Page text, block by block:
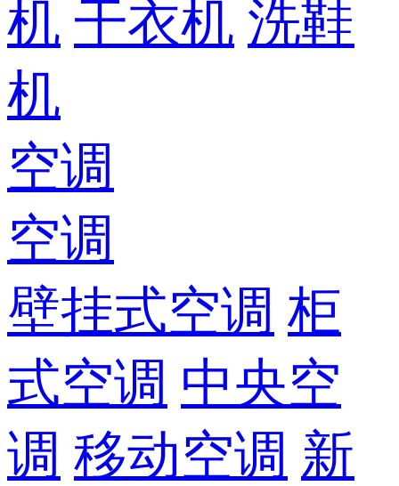
机 干衣机 洗鞋
机
空调
空调
壁挂式空调 柜
式空调 中央空
调 移动空调 新